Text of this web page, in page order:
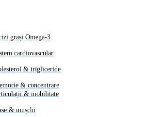
grași Omega-3
cardiovascular
& trigliceride
& concentrare
& mobilitate
& mușchi